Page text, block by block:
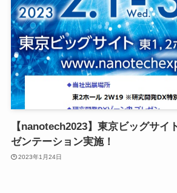
【nanotech2023】東京ビッグサイ
ゼンテーション実施！
2023年1月24日